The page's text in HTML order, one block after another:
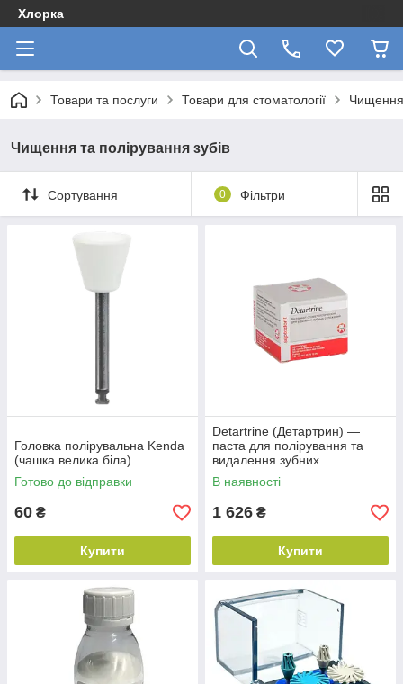
Хлорка
Товари та послуги Товари для стоматології Чищення
Чищення та полірування зубів
Сортування 0 Фільтри
Головка полірувальна Kenda
(чашка велика біла)
Готово до відправки
60 ₴
Купити
Detartrine (Детартрин) —
паста для полірування та
видалення зубних
відкладень, 45 г, Septodont
В наявності
1 626 ₴
Купити